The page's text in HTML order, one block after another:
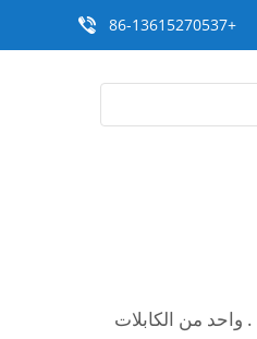
+86-13615270537
. واحد من الكابلات